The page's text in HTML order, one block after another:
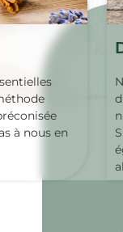
à nous en